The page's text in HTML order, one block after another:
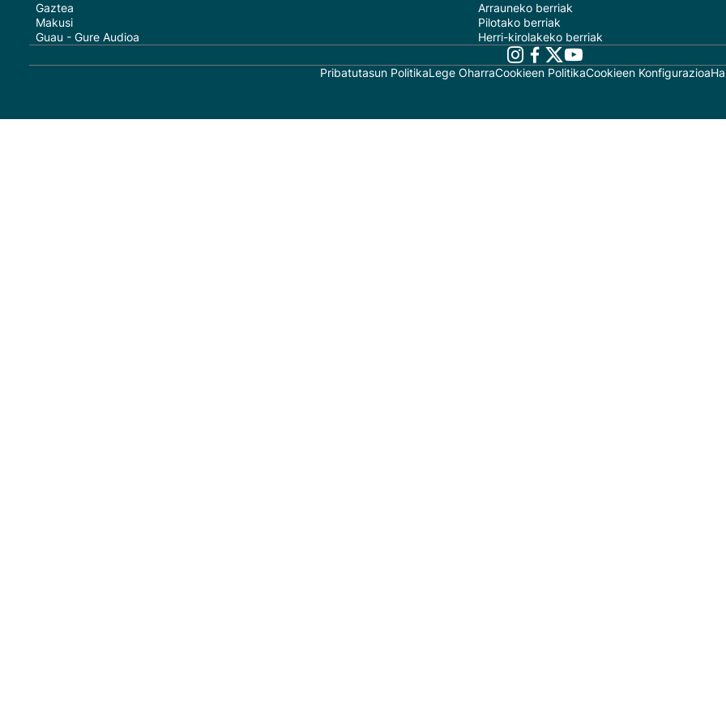
Gaztea
Makusi
Guau - Gure Audioa
Arrauneko berriak
Pilotako berriak
Herri-kirolakeko berriak
Pribatutasun PolitikaLege OharraCookieen PolitikaCookieen Konfigurazioa